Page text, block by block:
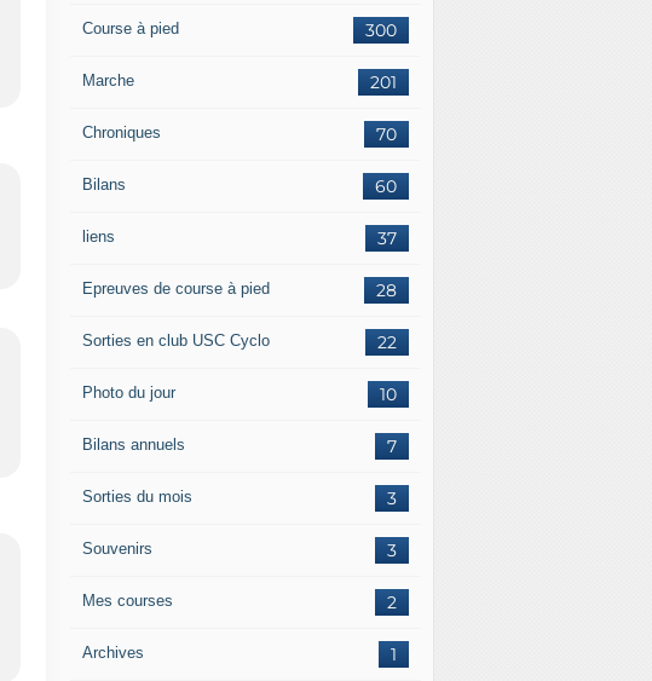
300
Course à pied
201
Marche
70
Chroniques
60
Bilans
37
liens
28
Epreuves de course à pied
22
Sorties en club USC Cyclo
10
Photo du jour
7
Bilans annuels
3
Sorties du mois
3
Souvenirs
2
Mes courses
1
Archives